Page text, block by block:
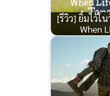
[รีวิว] ยิ้มไว้ใ
When